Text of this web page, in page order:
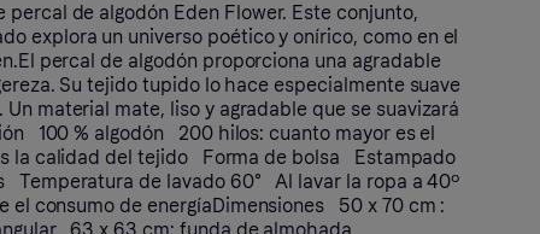
de algodón Eden Flower. Este conjunto,
explora un universo poético y onírico, como en el
percal de algodón proporciona una agradable
Su tejido tupido lo hace especialmente suave
material mate, liso y agradable que se suavizará
100 % algodón 200 hilos: cuanto mayor es el
la calidad del tejido Forma de bolsa Estampado
Temperatura de lavado 60° Al lavar la ropa a 40º
el consumo de energíaDimensiones 50 x 70 cm :